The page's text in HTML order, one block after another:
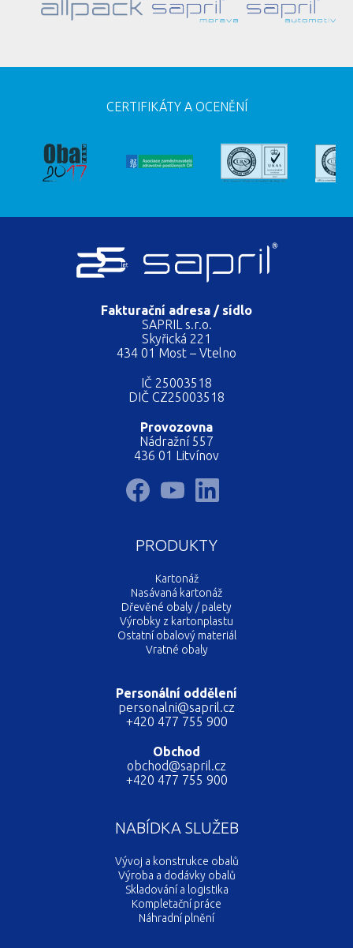
CERTIFIKÁTY A OCENĚNÍ
Fakturační adresa / sídlo
SAPRIL s.r.o.
Skyřická 221
434 01 Most – Vtelno
IČ 25003518
DIČ CZ25003518
Provozovna
Nádražní 557
436 01 Litvínov
PRODUKTY
Kartonáž
Nasávaná kartonáž
Dřevěné obaly / palety
Výrobky z kartonplastu
Ostatní obalový materiál
Vratné obaly
Personální oddělení
personalni@sapril.cz
+420 477 755 900
Obchod
obchod@sapril.cz
+420 477 755 900
NABÍDKA SLUŽEB
Vývoj a konstrukce obalů
Výroba a dodávky obalů
Skladování a logistika
Kompletační práce
Náhradní plnění